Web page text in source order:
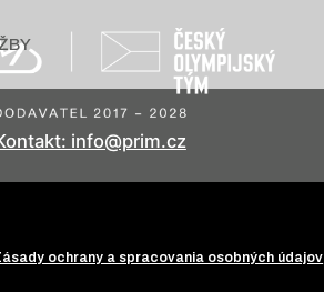
info@prim.cz
ochrany a spracovania osobných údajov